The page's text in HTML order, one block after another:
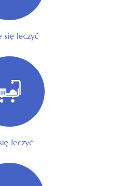
się leczyć
leczyć